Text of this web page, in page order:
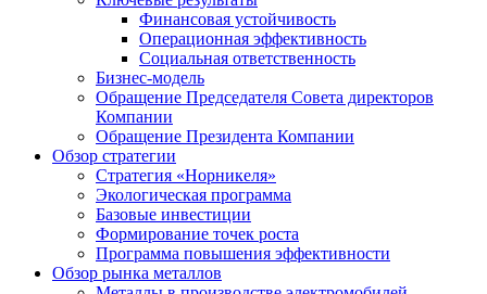
Финансовая устойчивость
Операционная эффективность
Социальная ответственность
Бизнес-модель
Обращение Председателя Совета директоров
Компании
Обращение Президента Компании
Обзор стратегии
Стратегия «Норникеля»
Экологическая программа
Базовые инвестиции
Формирование точек роста
Программа повышения эффективности
Обзор рынка металлов